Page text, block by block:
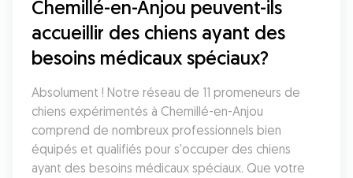
Chemillé-en-Anjou peuvent-ils
accueillir des chiens ayant des
besoins médicaux spéciaux?
Absolument ! Notre réseau de 11 promeneurs de
chiens expérimentés à Chemillé-en-Anjou
comprend de nombreux professionnels bien
équipés et qualifiés pour s'occuper des chiens
ayant des besoins médicaux spéciaux. Que votre